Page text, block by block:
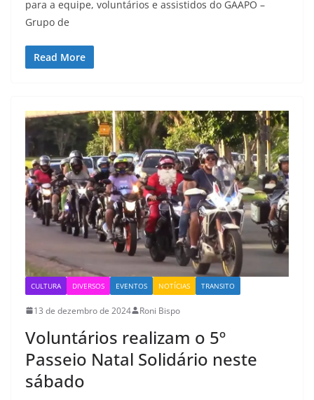
para a equipe, voluntários e assistidos do GAAPO –
Grupo de
Read More
CULTURA DIVERSOS EVENTOS NOTÍCIAS TRANSITO
13 de dezembro de 2024 Roni Bispo
Voluntários realizam o 5º
Passeio Natal Solidário neste
sábado